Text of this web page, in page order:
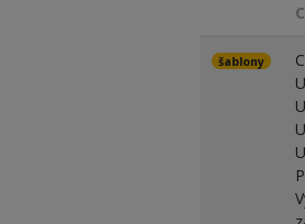
šablony